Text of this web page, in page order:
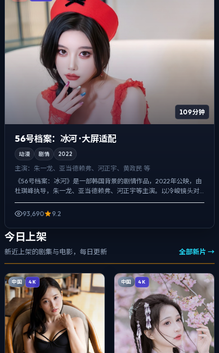
109分钟
56号档案：冰河 · 大屏适配
动漫 剧情 2022
主演： 朱一龙、亚当·德赖弗、河正宇、黄政民 等
《56号档案：冰河》是一部韩国背景的剧情作品，2022年公映，由
杜琪峰执导，朱一龙、亚当·德赖弗、河正宇等主演。以冷峻镜头对
准普通人的抉择瞬间，喜剧桥段服务于人物性格，笑点背后...
93,690
9.2
今日上架
新近上架的剧集与电影，每日更新 全部新片 →
中国 4K 中国 4K